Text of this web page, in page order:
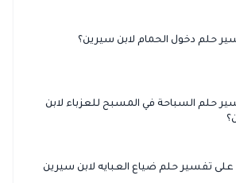
حلم دخول الحمام لابن سيرين؟
حلم السباحة في المسبح للعزباء لابن
تفسير حلم ضياع العبايه لابن سيرين